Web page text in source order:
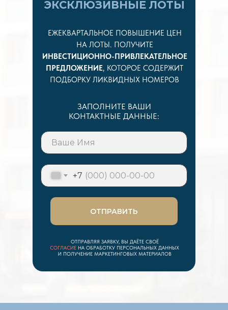
ЭКСКЛЮЗИВНЫЕ ЛОТЫ
ЕЖЕКВАРТАЛЬНОЕ ПОВЫШЕНИЕ ЦЕН
НА ЛОТЫ. ПОЛУЧИТЕ
ИНВЕСТИЦИОННО-ПРИВЛЕКАТЕЛЬНОЕ
ПРЕДЛОЖЕНИЕ, КОТОРОЕ СОДЕРЖИТ
ПОДБОРКУ ЛИКВИДНЫХ НОМЕРОВ
ЗАПОЛНИТЕ ВАШИ
КОНТАКТНЫЕ ДАННЫЕ:
+7
ОТПРАВИТЬ
ОТПРАВЛЯЯ ЗАЯВКУ, ВЫ ДАЁТЕ СВОЁ
СОГЛАСИЕ НА ОБРАБОТКУ ПЕРСОНАЛЬНЫХ ДАННЫХ
И ПОЛУЧЕНИЕ МАРКЕТИНГОВЫХ МАТЕРИАЛОВ